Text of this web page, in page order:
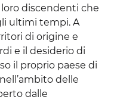
discendenti che
ultimi tempi. A
di origine e
e il desiderio di
il proprio paese di
delle
dalle